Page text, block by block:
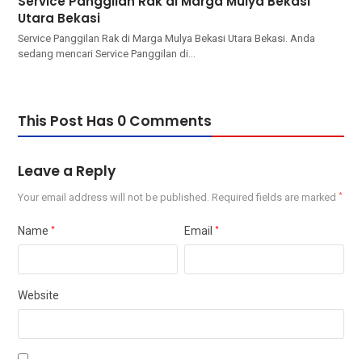
Utara Bekasi
Service Panggilan Rak di Marga Mulya Bekasi Utara Bekasi. Andа
ѕеdаng mencari Service Panggilan dі…
This Post Has 0 Comments
Leave a Reply
Your email address will not be published. Required fields are marked*
Name* Email*
Website